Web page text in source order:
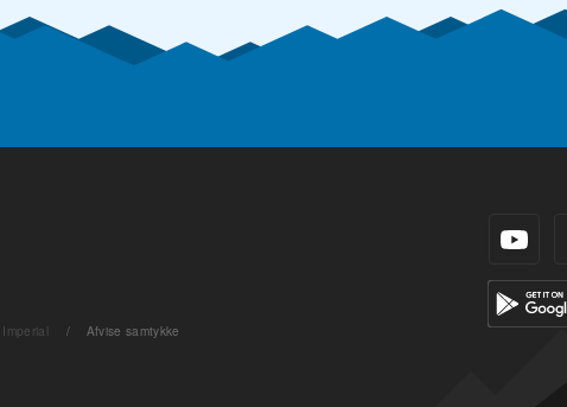
Imperial / Afvise samtykke